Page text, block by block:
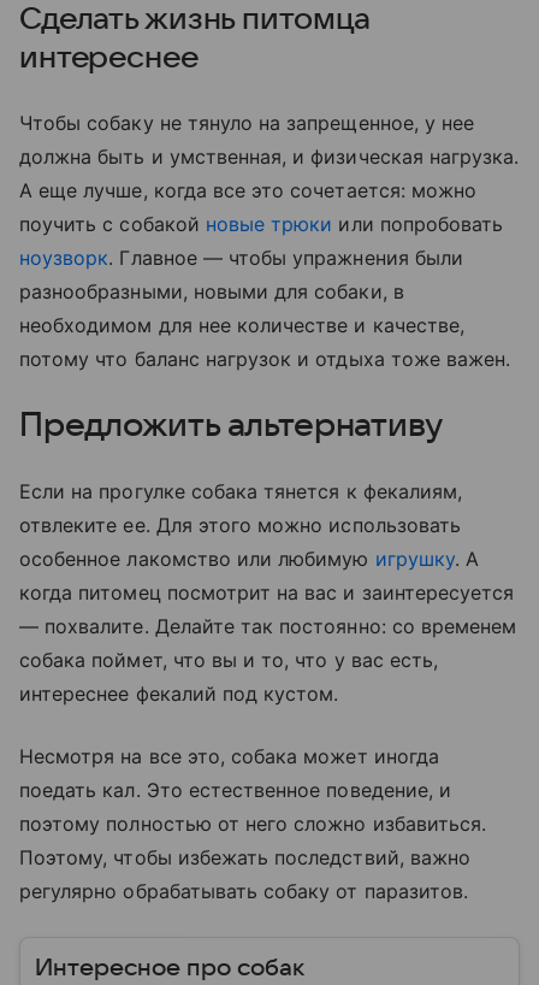
Сделать жизнь питомца
интереснее
Чтобы собаку не тянуло на запрещенное, у нее
должна быть и умственная, и физическая нагрузка.
А еще лучше, когда все это сочетается: можно
поучить с собакой новые трюки или попробовать
ноузворк. Главное — чтобы упражнения были
разнообразными, новыми для собаки, в
необходимом для нее количестве и качестве,
потому что баланс нагрузок и отдыха тоже важен.
Предложить альтернативу
Если на прогулке собака тянется к фекалиям,
отвлеките ее. Для этого можно использовать
особенное лакомство или любимую игрушку. А
когда питомец посмотрит на вас и заинтересуется
— похвалите. Делайте так постоянно: со временем
собака поймет, что вы и то, что у вас есть,
интереснее фекалий под кустом.
Несмотря на все это, собака может иногда
поедать кал. Это естественное поведение, и
поэтому полностью от него сложно избавиться.
Поэтому, чтобы избежать последствий, важно
регулярно обрабатывать собаку от паразитов.
Интересное про собак